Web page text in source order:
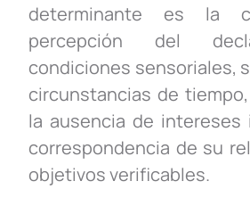
determinante es la
percepción del
condiciones sensoriales,
circunstancias de
la ausencia de intereses
correspondencia de su
objetivos verificables.